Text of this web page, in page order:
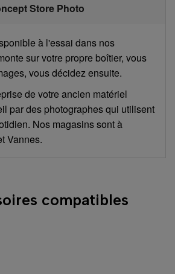
Store Photo
à l'essai dans nos
sur votre propre boîtier, vous
vous décidez ensuite.
de votre ancien matériel
par des photographes qui utilisent
Nos magasins sont à
Vannes.
compatibles